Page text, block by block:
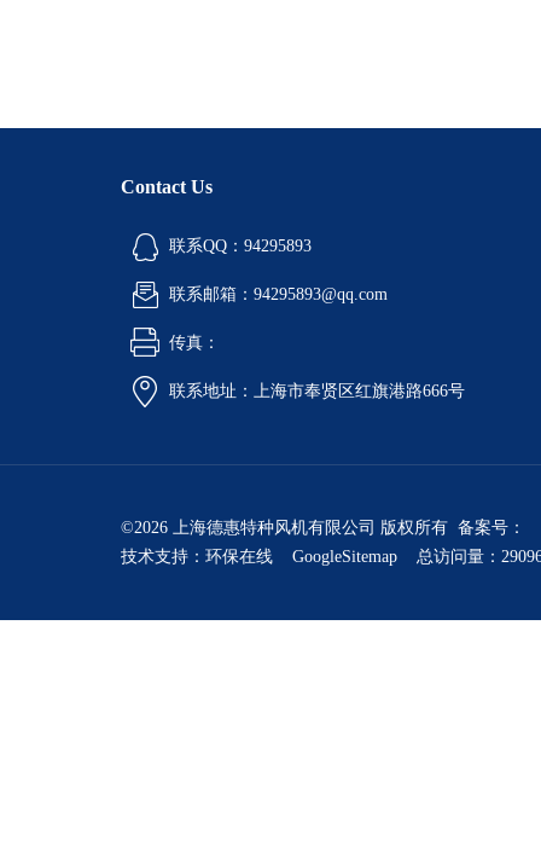
Contact Us
联系QQ：94295893
联系邮箱：94295893@qq.com
传真：
联系地址：上海市奉贤区红旗港路666号
©2026 上海德惠特种风机有限公司 版权所有 备案号：
技术支持： 环保在线 GoogleSitemap 总访问量：